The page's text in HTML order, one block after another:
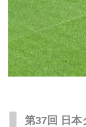
第37回 日本